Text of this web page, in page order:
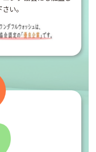
い。